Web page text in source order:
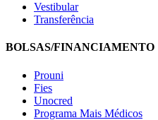
Vestibular
Transferência
BOLSAS/FINANCIAMENTO
Prouni
Fies
Unocred
Programa Mais Médicos